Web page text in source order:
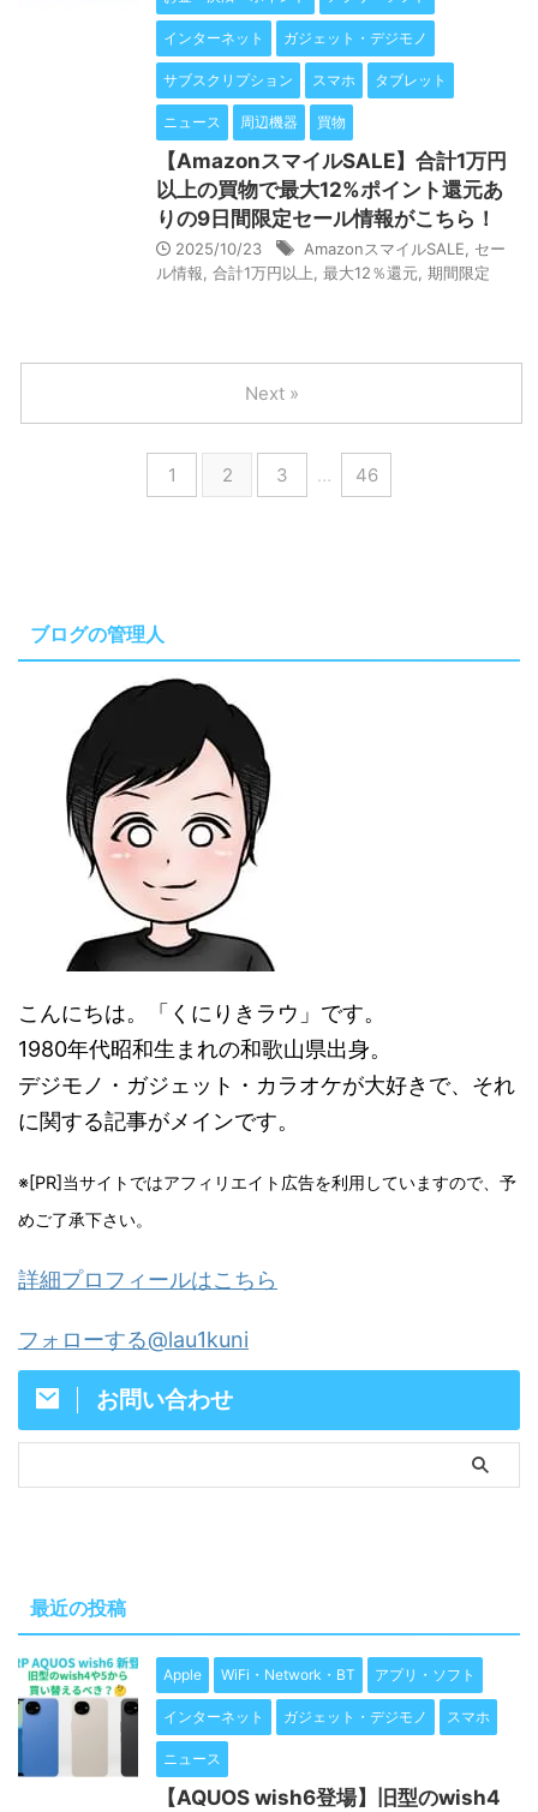
インターネット ガジェット・デジモノ
サブスクリプション スマホ タブレット
ニュース 周辺機器 買物
【AmazonスマイルSALE】合計1万円
以上の買物で最大12%ポイント還元あ
りの9日間限定セール情報がこちら！
2025/10/23 AmazonスマイルSALE
セー
ル情報 合計1万円以上 最大12％還元 期間限定
1 2 3 … 46
Next »
ブログの管理人
こんにちは。「くにりきラウ」です。
1980年代昭和生まれの和歌山県出身。
デジモノ・ガジェット・カラオケが大好きで、それ
に関する記事がメインです。
※[PR]当サイトではアフィリエイト広告を利用していますので、予
めご了承下さい。
詳細プロフィールはこちら
フォローする@lau1kuni
お問い合わせ
最近の投稿
Apple WiFi・Network・BT アプリ・ソフト
インターネット ガジェット・デジモノ スマホ
ニュース
【AQUOS wish6登場】旧型のwish4